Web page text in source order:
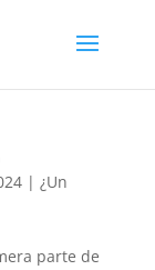
| ¿Un
parte de